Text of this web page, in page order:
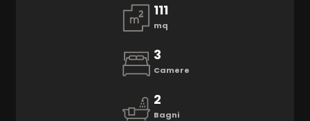
111
mq
3
Camere
2
Bagni